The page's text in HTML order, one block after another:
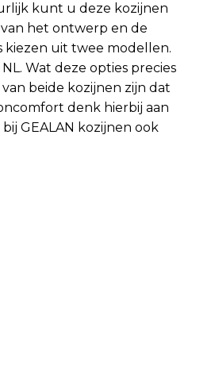
kunt u deze kozijnen
het ontwerp en de
kiezen uit twee modellen.
Wat deze opties precies
beide kozijnen zijn dat
denk hierbij aan
GEALAN kozijnen ook